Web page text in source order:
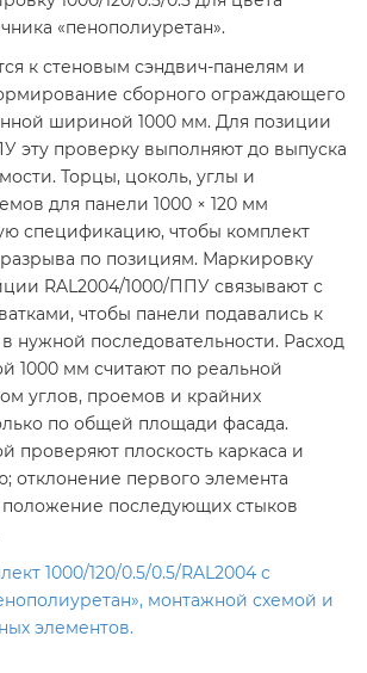
«пенополиуретан».
к стеновым сэндвич-панелям и
сборного ограждающего
шириной 1000 мм. Для позиции
эту проверку выполняют до выпуска
Торцы, цоколь, углы и
для панели 1000 × 120 мм
спецификацию, чтобы комплект
разрыва по позициям. Маркировку
RAL2004/1000/ППУ связывают с
чтобы панели подавались к
нужной последовательности. Расход
1000 мм считают по реальной
углов, проемов и крайних
по общей площади фасада.
проверяют плоскость каркаса и
отклонение первого элемента
последующих стыков
1000/120/0.5/0.5/RAL2004 с
монтажной схемой и
элементов.